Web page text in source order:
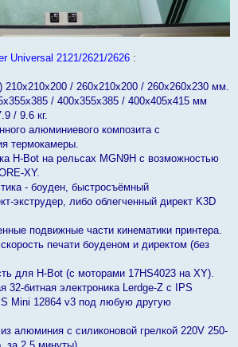
Universal 2121/2621/2626 :
210х210х200 / 260х210х200 / 260х260х230 мм.
/ 400х355х385 / 400х405х415 мм
/ 9.6 кг.
алюминиевого композита с
термокамеры.
H-Bot на рельсах MGN9H с возможностью
XY.
- боуден, быстросъёмный
экструдер, либо облегченный директ K3D
подвижные части кинематики принтера.
печати боуденом и директом (без
для H-Bot (с моторами 17HS4023 на XY).
32-битная электроника Lerdge-Z с IPS
Mini 12864 v3 под любую другую
алюминия с силиконовой грелкой 220V 250-